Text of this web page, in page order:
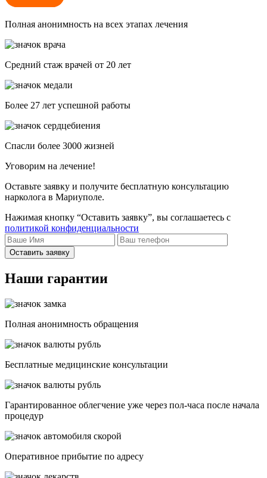
Полная анонимность на всех этапах лечения
Средний стаж врачей от 20 лет
Более 27 лет успешной работы
Спасли более 3000 жизней
Уговорим на лечение!
Оставьте заявку и получите бесплатную консультацию
нарколога в Мариуполе.
Нажимая кнопку “Оставить заявку”, вы соглашаетесь с
политикой конфиденциальности
Оставить заявку
Наши гарантии
Полная анонимность обращения
Бесплатные медицинские консультации
Гарантированное облегчение уже через пол-часа после начала
процедур
Опеpативное прибытие по адресу